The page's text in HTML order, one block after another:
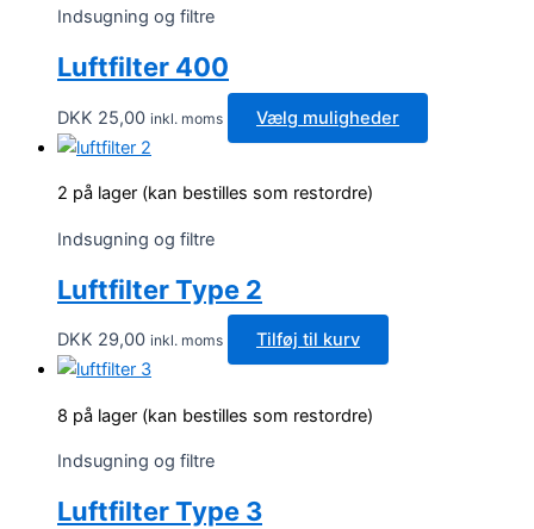
Indsugning og filtre
Luftfilter 400
DKK 25,00 inkl. moms Vælg muligheder
vare
2 på lager (kan bestilles som restordre)
Indsugning og filtre
Luftfilter Type 2
DKK 29,00 inkl. moms Tilføj til kurv
8 på lager (kan bestilles som restordre)
Indsugning og filtre
Luftfilter Type 3